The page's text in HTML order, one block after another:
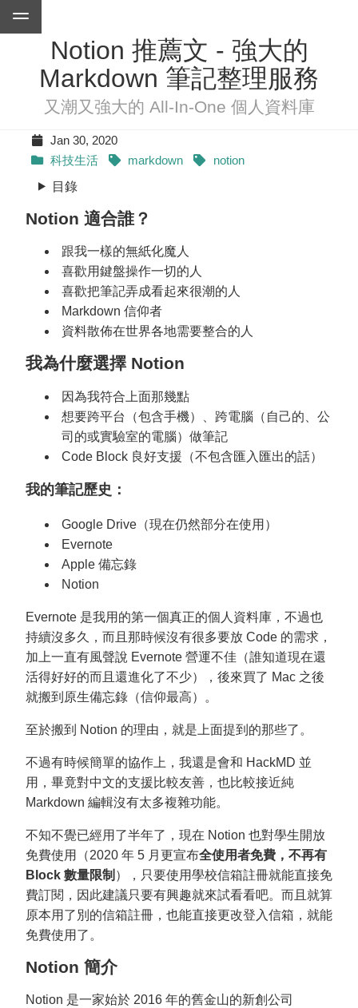
Notion 推薦文 - 強大的
Markdown 筆記整理服務
又潮又強大的 All-In-One 個人資料庫
Jan 30, 2020
科技生活
markdown
notion
目錄
Notion 適合誰？
跟我一樣的無紙化魔人
喜歡用鍵盤操作一切的人
喜歡把筆記弄成看起來很潮的人
Markdown 信仰者
資料散佈在世界各地需要整合的人
我為什麼選擇 Notion
因為我符合上面那幾點
想要跨平台（包含手機）、跨電腦（自己的、公
司的或實驗室的電腦）做筆記
Code Block 良好支援（不包含匯入匯出的話）
我的筆記歷史：
Google Drive（現在仍然部分在使用）
Evernote
Apple 備忘錄
Notion
Evernote 是我用的第一個真正的個人資料庫，不過也
持續沒多久，而且那時候沒有很多要放 Code 的需求，
加上一直有風聲說 Evernote 營運不佳（誰知道現在還
活得好好的而且還進化了不少），後來買了 Mac 之後
就搬到原生備忘錄（信仰最高）。
至於搬到 Notion 的理由，就是上面提到的那些了。
不過有時候簡單的協作上，我還是會和 HackMD 並
用，畢竟對中文的支援比較友善，也比較接近純
Markdown 編輯沒有太多複雜功能。
不知不覺已經用了半年了，現在 Notion 也對學生開放
免費使用（2020 年 5 月更宣布全使用者免費，不再有
Block 數量限制 ），只要使用學校信箱註冊就能直接免
費訂閱，因此建議只要有興趣就來試看看吧。而且就算
原本用了別的信箱註冊，也能直接更改登入信箱，就能
免費使用了。
Notion 簡介
Notion 是一家始於 2016 年的舊金山的新創公司